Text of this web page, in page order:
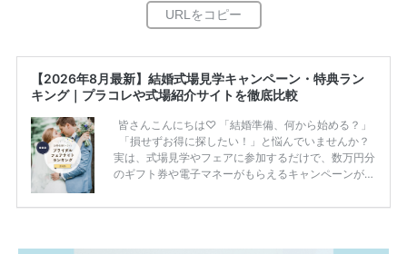
【2026年8月最新】結婚式場見学キャンペーン・特典ラン
キング｜プラコレや式場紹介サイトを徹底比較
皆さんこんにちは♡ 「結婚準備、何から始める？」
「損せずお得に探したい！」と悩んでいませんか？
実は、式場見学やフェアに参加するだけで、数万円分
のギフト券や電子マネーがもらえるキャンペーンがあ
ため、比較せずに選ぶと損をしてしまうことも……。